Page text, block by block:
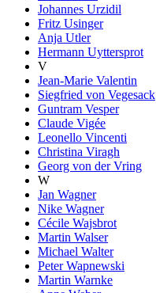
Johannes Urzidil
Fritz Usinger
Anja Utler
Hermann Uyttersprot
V
Jean-Marie Valentin
Siegfried von Vegesack
Guntram Vesper
Claude Vigée
Leonello Vincenti
Christina Viragh
Georg von der Vring
W
Jan Wagner
Nike Wagner
Cécile Wajsbrot
Martin Walser
Michael Walter
Peter Wapnewski
Martin Warnke